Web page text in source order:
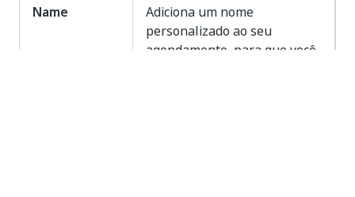
Name
Adiciona um nome
personalizado ao seu
agendamento, para que você